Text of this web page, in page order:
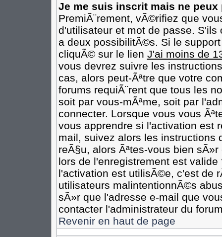
Je me suis inscrit mais ne peux
PremiÃ¨rement, vÃ©rifiez que
d'utilisateur et mot de passe.
a deux possibilitÃ©s. Si le
cliquÃ© sur le lien J'ai moins de
vous devrez suivre les
cas, alors peut-Ãªtre que votre
forums requiÃ¨rent que tous les
soit par vous-mÃªme, soit par
connecter. Lorsque vous vous
vous apprendre si l'activation est
mail, suivez alors les instructions
reÃ§u, alors Ãªtes-vous bien
lors de l'enregistrement est
l'activation est utilisÃ©e, c'est de
utilisateurs malintentionnÃ©s
sÃ»r que l'adresse e-mail que
contacter l'administrateur du
Revenir en haut de page